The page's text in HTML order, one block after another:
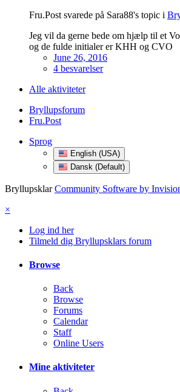
Fru.Post svarede på Sara88's topic i
Jeg vil da gerne bede om hjælp til et
og de fulde initialer er KHH og CVO
June 26, 2016
4 besvarelser
Alle aktiviteter
Bryllupsforum
Fru.Post
Sprog
English (USA)
Dansk (Default)
Bryllupsklar Community Software by
×
Log ind her
Tilmeld dig Bryllupsklars forum
Browse
Back
Browse
Forums
Calendar
Staff
Online Users
Mine aktiviteter